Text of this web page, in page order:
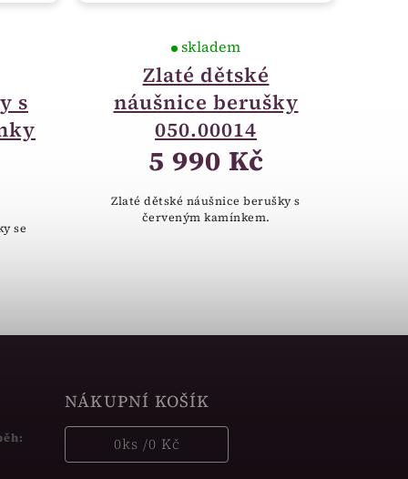
s
se
Zlaté dětské
náušnice berušky
050.00014
skladem
5 990 Kč
Zlaté dětské náušnice berušky s
červeným kamínkem.
NÁKUPNÍ KOŠÍK
0ks /0 Kč